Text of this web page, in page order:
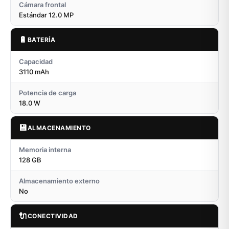
Cámara frontal
Estándar 12.0 MP
🔋 BATERÍA
Capacidad
3110 mAh
Potencia de carga
18.0 W
💾ALMACENAMIENTO
Memoria interna
128 GB
Almacenamiento externo
No
🔌CONECTIVIDAD